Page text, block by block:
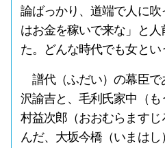
論ばっかり、道端で人に
はお金を稼いで来な」と
た。どんな時代でも女とい
譜代（ふだい）の幕臣で
沢諭吉と、毛利氏家中（
村益次郎（おおむらます
んだ、大坂今橋（いまは